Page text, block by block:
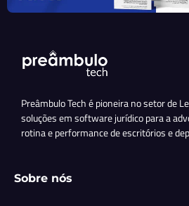
Preâmbulo Tech é pioneira no setor de
soluções em software jurídico para a
rotina e performance de escritórios e
Sobre nós